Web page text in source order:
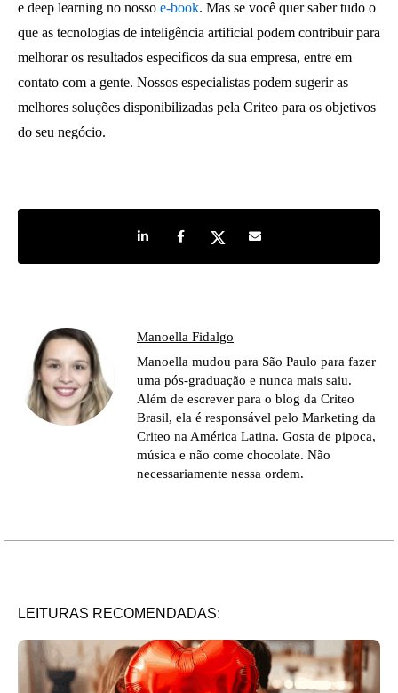
e deep learning no nosso e-book. Mas se você quer saber tudo o
que as tecnologias de inteligência artificial podem contribuir para
melhorar os resultados específicos da sua empresa, entre em
contato com a gente. Nossos especialistas podem sugerir as
melhores soluções disponibilizadas pela Criteo para os objetivos
do seu negócio.
Share on LinkedIn
Share on Facebook
Share on TwitterShare by e-mail
Manoella Fidalgo
Manoella mudou para São Paulo para fazer
uma pós-graduação e nunca mais saiu.
Além de escrever para o blog da Criteo
Brasil, ela é responsável pelo Marketing da
Criteo na América Latina. Gosta de pipoca,
música e não come chocolate. Não
necessariamente nessa ordem.
LEITURAS RECOMENDADAS: